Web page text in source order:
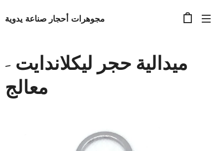
مجوهرات أحجار صناعة يدوية
ميدالية حجر ليكلاندايت -
معالج